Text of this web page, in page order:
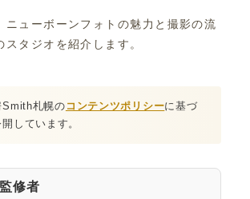
ニューボーンフォトの魅力と撮影の流
スタジオを紹介します。
Smith札幌の コンテンツポリシーに基づ
しています。
修者